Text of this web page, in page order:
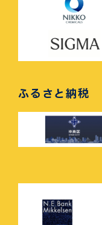
ふるさと納税